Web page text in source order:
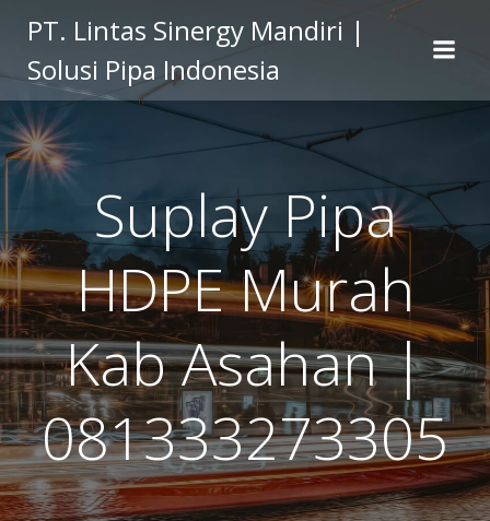
to
content
PT. Lintas Sinergy Mandiri |
Solusi Pipa Indonesia
Suplay Pipa
HDPE Murah
Kab Asahan |
081333273305